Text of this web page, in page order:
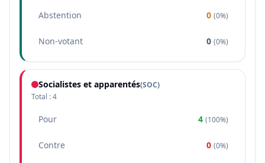
Abstention 0 (0%)
Non-votant 0 (0%)
Socialistes et apparentés(SOC)
Total :4
Pour 4 (100%)
Contre 0 (0%)